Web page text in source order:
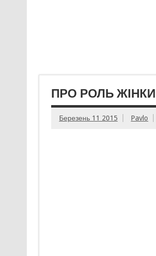
ПРО РОЛЬ
Березень 11 2015 Pavlo